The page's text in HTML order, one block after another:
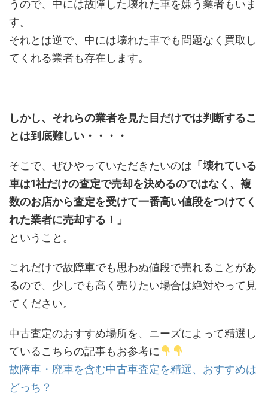
うので、中には故障した壊れた車を嫌う業者もいま
す。
それとは逆で、中には壊れた車でも問題なく買取し
てくれる業者も存在します。
しかし、それらの業者を見た目だけでは判断するこ
とは到底難しい・・・・
そこで、ぜひやっていただきたいのは 「壊れている
車は1社だけの査定で売却を決めるのではなく、複
数のお店から査定を受けて一番高い値段をつけてく
れた業者に売却する！」
ということ。
これだけで故障車でも思わぬ値段で売れることがあ
るので、少しでも高く売りたい場合は絶対やって見
てください。
中古査定のおすすめ場所を、ニーズによって精選し
ているこちらの記事もお参考に
故障車・廃車を含む中古車査定を精選、おすすめは
どっち？